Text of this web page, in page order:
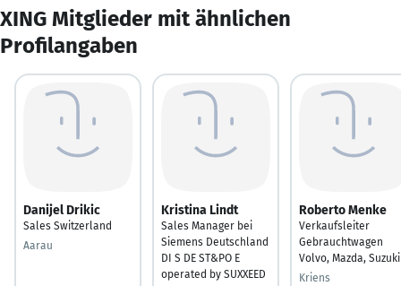
XING Mitglieder mit ähnlichen
Profilangaben
Danijel Drikic
Sales Switzerland
Aarau
Kristina Lindt
Sales Manager bei
Siemens Deutschland
DI S DE ST&PO E
operated by SUXXEED
Roberto Menke
Verkaufsleiter
Gebrauchtwagen
Volvo, Mazda, Suzuki
Kriens